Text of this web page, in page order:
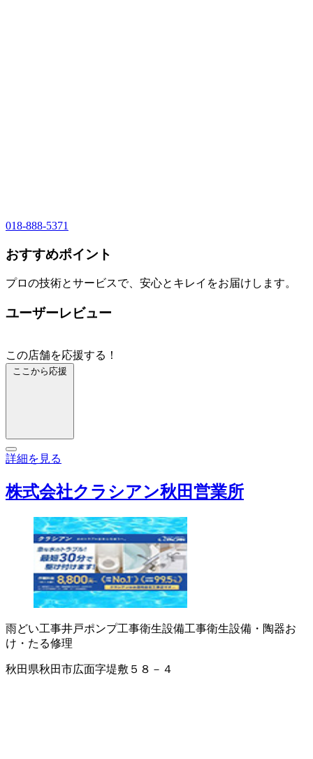
018-888-5371
おすすめポイント
プロの技術とサービスで、安心とキレイをお届けします。
ユーザーレビュー
この店舗を応援する！
ここから応援
詳細を見る
株式会社クラシアン秋田営業所
雨どい工事井戸ポンプ工事衛生設備工事衛生設備・陶器お
け・たる修理
秋田県秋田市広面字堤敷５８－４